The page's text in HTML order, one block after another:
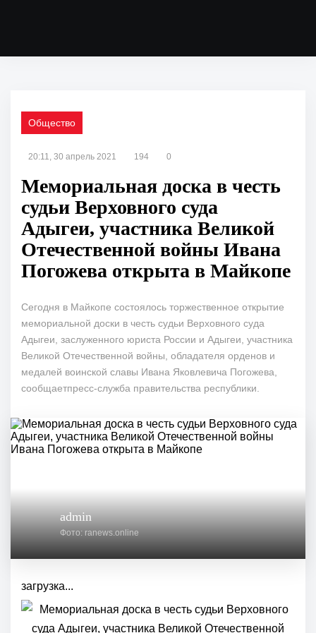
Общество
20:11, 30 апрель 2021 194 0
Мемориальная доска в честь
судьи Верховного суда
Адыгеи, участника Великой
Отечественной войны Ивана
Погожева открыта в Майкопе
Сегодня в Майкопе состоялось торжественное открытие
мемориальной доски в честь судьи Верховного суда
Адыгеи, заслуженного юриста России и Адыгеи, участника
Великой Отечественной войны, обладателя орденов и
медалей воинской славы Ивана Яковлевича Погожева,
сообщаетпресс-служба правительства республики.
admin
Фото: ranews.online
загрузка...